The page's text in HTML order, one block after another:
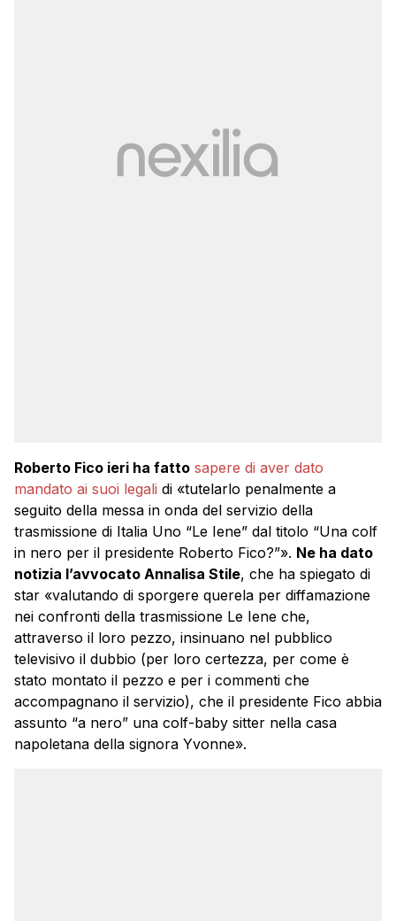
Roberto Fico ieri ha fatto sapere di aver dato
mandato ai suoi legali di «tutelarlo penalmente a
seguito della messa in onda del servizio della
trasmissione di Italia Uno “Le Iene” dal titolo “Una colf
in nero per il presidente Roberto Fico?”». Ne ha dato
notizia l’avvocato Annalisa Stile, che ha spiegato di
star «valutando di sporgere querela per diffamazione
nei confronti della trasmissione Le Iene che,
attraverso il loro pezzo, insinuano nel pubblico
televisivo il dubbio (per loro certezza, per come è
stato montato il pezzo e per i commenti che
accompagnano il servizio), che il presidente Fico abbia
assunto “a nero” una colf-baby sitter nella casa
napoletana della signora Yvonne».